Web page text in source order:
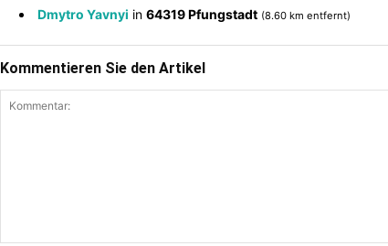
Dmytro Yavnyi in 64319 Pfungstadt (8.60 km entfernt)
Kommentieren Sie den Artikel